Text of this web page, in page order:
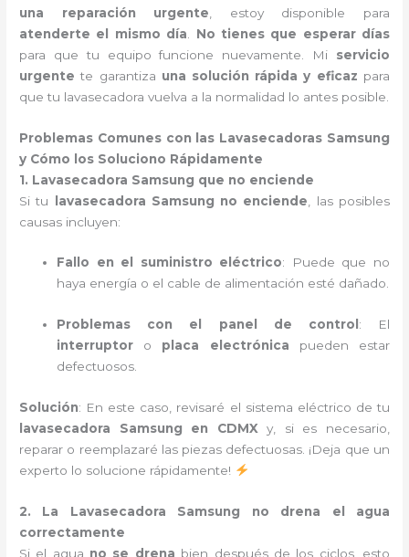
una reparación urgente , estoy disponible para
atenderte el mismo día
No tienes que esperar días
para que tu equipo funcione nuevamente. Mi servicio
urgente te garantiza una solución rápida y eficaz para
que tu lavasecadora vuelva a la normalidad lo antes posible.
Problemas Comunes con las Lavasecadoras Samsung
y Cómo los Soluciono Rápidamente
1. Lavasecadora Samsung que no enciende
Si tu lavasecadora Samsung no enciende , las posibles
causas incluyen:
Fallo en el suministro eléctrico: Puede que no
haya energía o el cable de alimentación esté dañado.
Problemas con el panel de control : El
interruptor o placa electrónica pueden estar
defectuosos.
Solución: En este caso, revisaré el sistema eléctrico de tu
lavasecadora Samsung en CDMX y, si es necesario,
reparar o reemplazaré las piezas defectuosas. ¡Deja que un
experto lo solucione rápidamente!
2. La Lavasecadora Samsung no drena el agua
correctamente
Si el agua no se drena bien después de los ciclos, esto